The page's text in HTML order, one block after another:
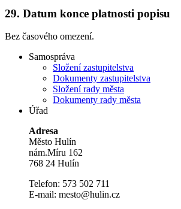
29. Datum konce platnosti popisu
Bez časového omezení.
Samospráva
Složení zastupitelstva
Dokumenty zastupitelstva
Složení rady města
Dokumenty rady města
Úřad
Adresa
Město Hulín
nám.Míru 162
768 24 Hulín
Telefon: 573 502 711
E-mail: mesto@hulin.cz